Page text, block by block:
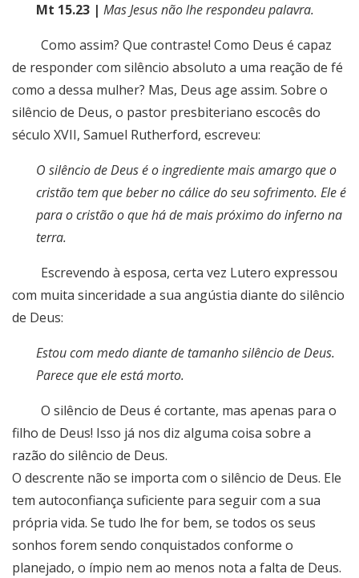
Mt 15.23 | Mas Jesus não lhe respondeu palavra.
Como assim? Que contraste! Como Deus é capaz
de responder com silêncio absoluto a uma reação de fé
como a dessa mulher? Mas, Deus age assim. Sobre o
silêncio de Deus, o pastor presbiteriano escocês do
século XVII, Samuel Rutherford, escreveu:
O silêncio de Deus é o ingrediente mais amargo que o
cristão tem que beber no cálice do seu sofrimento. Ele é
para o cristão o que há de mais próximo do inferno na
terra.
Escrevendo à esposa, certa vez Lutero expressou
com muita sinceridade a sua angústia diante do silêncio
de Deus:
Estou com medo diante de tamanho silêncio de Deus.
Parece que ele está morto.
O silêncio de Deus é cortante, mas apenas para o
filho de Deus! Isso já nos diz alguma coisa sobre a
razão do silêncio de Deus.
O descrente não se importa com o silêncio de Deus. Ele
tem autoconfiança suficiente para seguir com a sua
própria vida. Se tudo lhe for bem, se todos os seus
sonhos forem sendo conquistados conforme o
planejado, o ímpio nem ao menos nota a falta de Deus.